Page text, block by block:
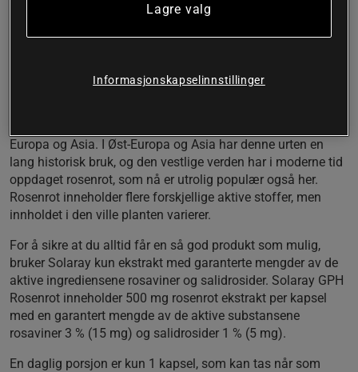
dosering av disse aktive stoffene i hver kapsel.
Europa og Asia. I Øst-Europa og Asia har denne urten en
lang historisk bruk, og den vestlige verden har i moderne tid
oppdaget rosenrot, som nå er utrolig populær også her.
Rosenrot inneholder flere forskjellige aktive stoffer, men
innholdet i den ville planten varierer.
For å sikre at du alltid får en så god produkt som mulig,
bruker Solaray kun ekstrakt med garanterte mengder av de
aktive ingrediensene rosaviner og salidrosider. Solaray GPH
Rosenrot inneholder 500 mg rosenrot ekstrakt per kapsel
med en garantert mengde av de aktive substansene
rosaviner 3 % (15 mg) og salidrosider 1 % (5 mg).
En daglig porsjon er kun 1 kapsel, som kan tas når som
Lagre valg
Informasjonskapselinnstillinger